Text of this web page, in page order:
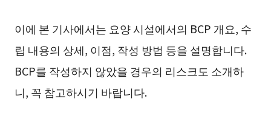
이에 본 기사에서는 요양 시설에서의 BCP 개요, 수
립 내용의 상세, 이점, 작성 방법 등을 설명합니다.
BCP를 작성하지 않았을 경우의 리스크도 소개하
니, 꼭 참고하시기 바랍니다.